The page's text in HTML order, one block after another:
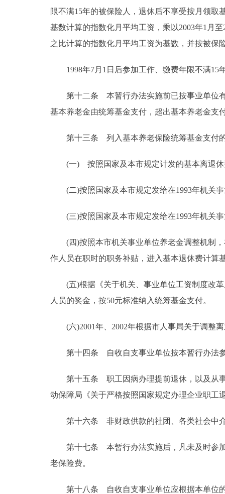
限不满15年的被保险人，退休后不享受按月领取
基数计算的指数化月平均工资，乘以2003年1月
之比计算的指数化月平均工资为基数，并按被保
1998年7月1日后参加工作、缴费年限不满15
第十二条 本暂行办法实施前已按事业单位有
基本养老金由统筹基金支付，超出基本养老金支
第十三条 列入基本养老保险统筹基金支付
(一) 按照国家及本市规定计发的基本离退休
(二)按照国家及本市规定发给在1993年机关事
(三)按照国家及本市规定发给在1993年机关事
(四)按照本市机关事业单位养老金调整机制，
作人员在职时的职务补贴，进入基本退休费计算
(五)根据《关于机关、事业单位工资制度改革
人员的奖金，按50元标准纳入统筹基金支付。
(六)2001年、2002年根据市人事局关于调整离
第十四条 自收自支事业单位按本暂行办法参
第十五条 职工因病办理提前退休，以及从事
动保障局《关于严格按照国家规定办理企业职工
第十六条 非财政供款的社团、各类社会中介
第十七条 本暂行办法实施后，凡未及时参加
老保险费。
第十八条 自收自支事业单位应根据本单位的